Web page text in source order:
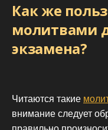
Как же
молитвами
экзамена?
Читаются такие
внимание следует